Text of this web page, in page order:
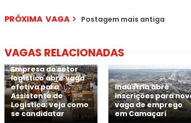
PRÓXIMA VAGA Postagem mais antiga
VAGAS RELACIONADAS
Empresa do setor
logístico abre vaga
efetiva para
Assistente de
Logística; veja como
se candidatar
Indústria abre
inscrições para
vaga de emprego
em Camaçari